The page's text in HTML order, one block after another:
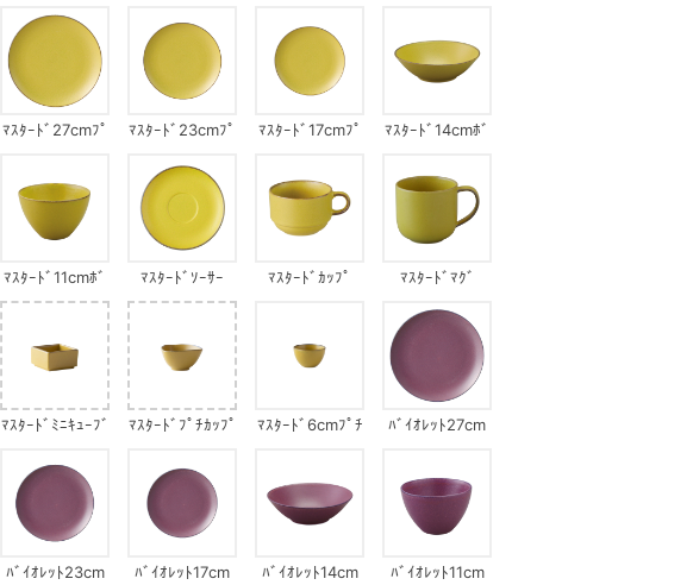
ﾏｽﾀｰﾄﾞ27cmﾌﾟ
ﾏｽﾀｰﾄﾞ23cmﾌﾟ
ﾏｽﾀｰﾄﾞ17cmﾌﾟ
ﾏｽﾀｰﾄﾞ14cmﾎﾞ
ﾏｽﾀｰﾄﾞ11cmﾎﾞ
ｳﾙ
ﾏｽﾀｰﾄﾞｿｰｻｰ ﾏｽﾀｰﾄﾞｶｯﾌﾟ ﾏｽﾀｰﾄﾞﾏｸﾞ
ﾏｽﾀｰﾄﾞﾐﾆｷｭｰﾌﾞ
ﾏｽﾀｰﾄﾞﾌﾟﾁｶｯﾌﾟ
ﾏｽﾀｰﾄﾞ6cmﾌﾟﾁ
ﾊﾞｲｵﾚｯﾄ27cm
ﾊﾞｲｵﾚｯﾄ23cm
ﾊﾞｲｵﾚｯﾄ17cm
ﾊﾞｲｵﾚｯﾄ14cm
ﾊﾞｲｵﾚｯﾄ11cm